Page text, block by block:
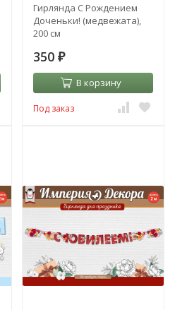
Гирлянда С Рождением
Доченьки! (медвежата),
200 см
350 ₽
В корзину
Под заказ